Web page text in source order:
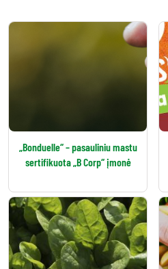
„Bonduelle“ – pasauliniu mastu
sertifikuota „B Corp“ įmonė